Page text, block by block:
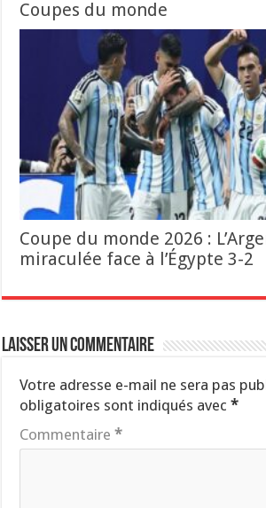
Coupes du monde
Coupe du monde 2026 :
miraculée face à l’Égypte 3-2
Laisser un commentaire
Votre adresse e-mail ne sera pas
obligatoires sont indiqués avec*
Commentaire*